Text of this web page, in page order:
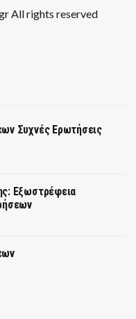
All rights reserved
Συχνές Ερωτήσεις
Εξωστρέφεια